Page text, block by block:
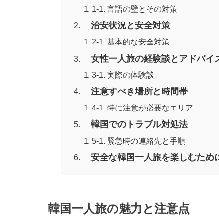
1-1. 言語の壁とその対策
治安状況と安全対策
2-1. 基本的な安全対策
女性一人旅の経験談とアドバイ
3-1. 実際の体験談
注意すべき場所と時間帯
4-1. 特に注意が必要なエリア
韓国でのトラブル対処法
5-1. 緊急時の連絡先と手順
安全な韓国一人旅を楽しむため
韓国一人旅の魅力と注意点